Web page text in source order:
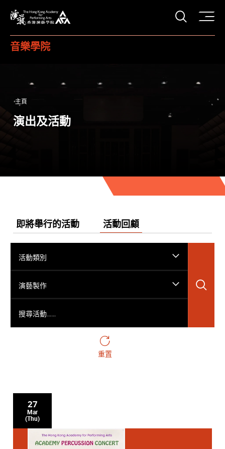
打開
音樂學院
主頁
演出及活動
即將舉行的活動 活動回顧
活動類別
演藝製作
重置
27
Mar
(Thu)